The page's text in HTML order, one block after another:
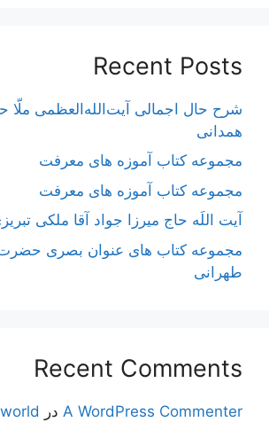
Recent Posts
شرح حال اجمالی آیت‌الله‌العظمی ملّا
همدانی
مجموعه کتاب آموزه های معرفت
مجموعه کتاب آموزه های معرفت
آیت اللَه حاج میرزا جواد آقا ملکی
مجموعه کتاب های عنوان بصری حضرت
طهرانی
Recent Comments
A WordPress Commenter در